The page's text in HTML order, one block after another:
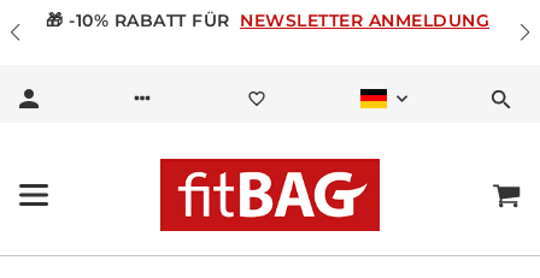
🎁 -10% RABATT FÜR NEWSLETTER ANMELDUNG